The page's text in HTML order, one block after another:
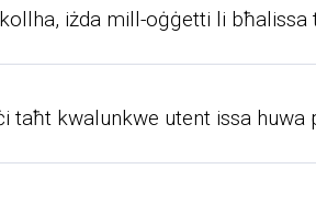
iżda mill-oġġetti li bħalissa
taħt kwalunkwe utent issa huwa